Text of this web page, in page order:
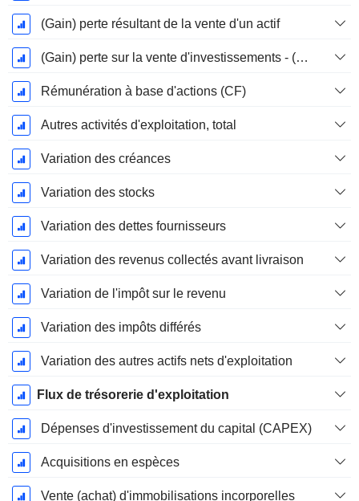
(Gain) perte résultant de la vente d'un actif
(Gain) perte sur la vente d'investissements - (CF)
Rémunération à base d'actions (CF)
Autres activités d'exploitation, total
Variation des créances
Variation des stocks
Variation des dettes fournisseurs
Variation des revenus collectés avant livraison
Variation de l'impôt sur le revenu
Variation des impôts différés
Variation des autres actifs nets d'exploitation
Flux de trésorerie d'exploitation
Dépenses d'investissement du capital (CAPEX)
Acquisitions en espèces
Vente (achat) d'immobilisations incorporelles